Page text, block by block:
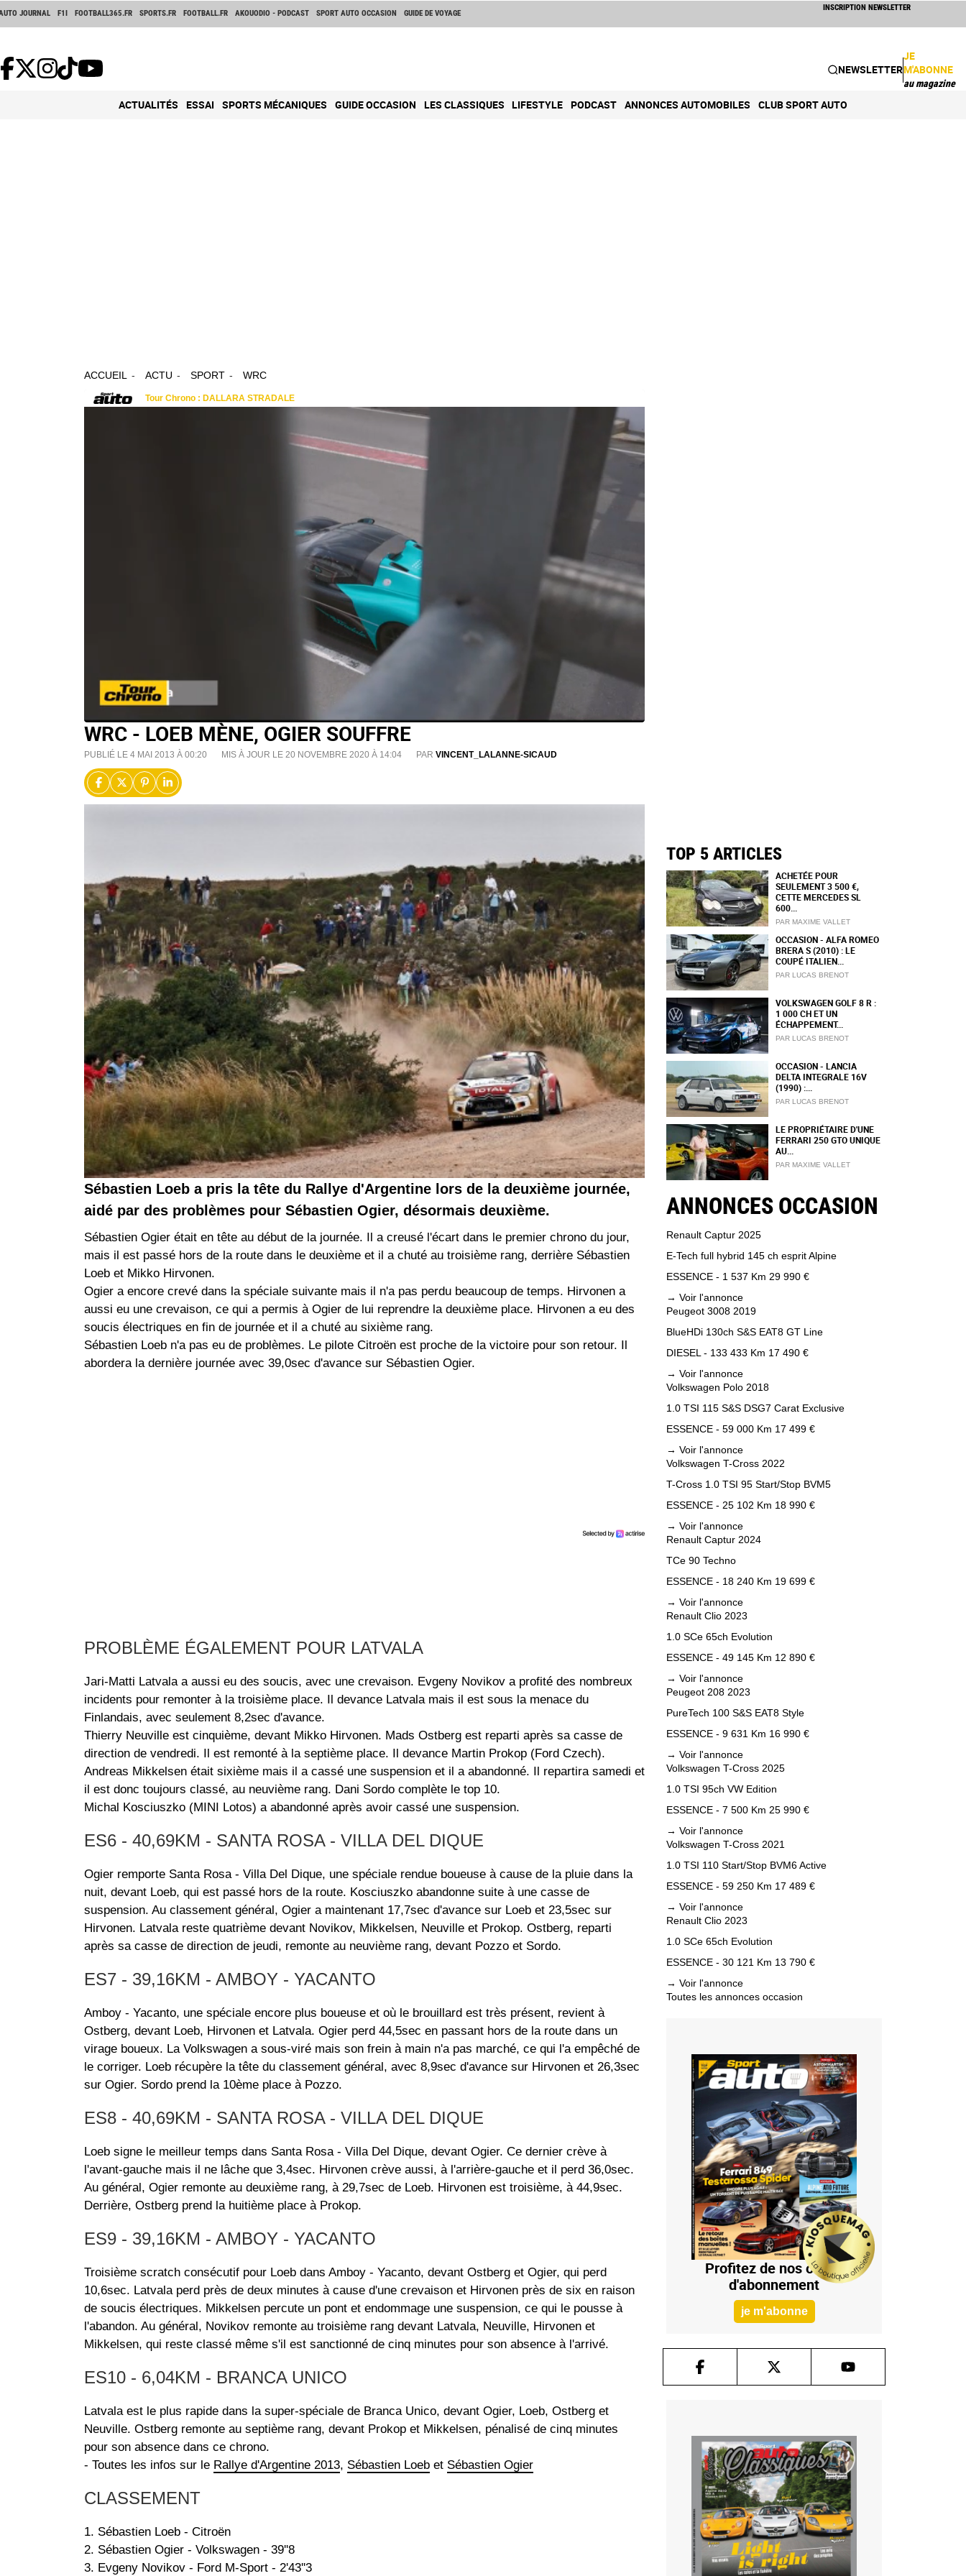
JOURNAL F1I FOOTBALL365.FR SPORTS.FR FOOTBALL.FR AKOUODIO - PODCAST SPORT AUTO OCCASION GUIDE DE VOYAGE
INSCRIPTION NEWSLETTER
NEWSLETTER
JE
M'ABONNE
au magazine
ACTUALITÉS ESSAI SPORTS MÉCANIQUES GUIDE OCCASION LES CLASSIQUES LIFESTYLE PODCAST ANNONCES AUTOMOBILES CLUB SPORT AUTO
ACCUEIL ACTU SPORT WRC
WRC - LOEB MÈNE, OGIER SOUFFRE
PUBLIÉ LE 4 MAI 2013 À 00:20 MIS À JOUR LE 20 NOVEMBRE 2020 À 14:04 PAR VINCENT_LALANNE-SICAUD
Sébastien Loeb a pris la tête du Rallye d'Argentine lors de la deuxième journée,
aidé par des problèmes pour Sébastien Ogier, désormais deuxième.
Sébastien Ogier était en tête au début de la journée. Il a creusé l'écart dans le premier chrono du jour,
mais il est passé hors de la route dans le deuxième et il a chuté au troisième rang, derrière Sébastien
Loeb et Mikko Hirvonen.
Ogier a encore crevé dans la spéciale suivante mais il n'a pas perdu beaucoup de temps. Hirvonen a
aussi eu une crevaison, ce qui a permis à Ogier de lui reprendre la deuxième place. Hirvonen a eu des
soucis électriques en fin de journée et il a chuté au sixième rang.
Sébastien Loeb n'a pas eu de problèmes. Le pilote Citroën est proche de la victoire pour son retour. Il
abordera la dernière journée avec 39,0sec d'avance sur Sébastien Ogier.
PROBLÈME ÉGALEMENT POUR LATVALA
Jari-Matti Latvala a aussi eu des soucis, avec une crevaison. Evgeny Novikov a profité des nombreux
incidents pour remonter à la troisième place. Il devance Latvala mais il est sous la menace du
Finlandais, avec seulement 8,2sec d'avance.
Thierry Neuville est cinquième, devant Mikko Hirvonen. Mads Ostberg est reparti après sa casse de
direction de vendredi. Il est remonté à la septième place. Il devance Martin Prokop (Ford Czech).
Andreas Mikkelsen était sixième mais il a cassé une suspension et il a abandonné. Il repartira samedi et
il est donc toujours classé, au neuvième rang. Dani Sordo complète le top 10.
Michal Kosciuszko (MINI Lotos) a abandonné après avoir cassé une suspension.
ES6 - 40,69KM - SANTA ROSA - VILLA DEL DIQUE
Ogier remporte Santa Rosa - Villa Del Dique, une spéciale rendue boueuse à cause de la pluie dans la
nuit, devant Loeb, qui est passé hors de la route. Kosciuszko abandonne suite à une casse de
suspension. Au classement général, Ogier a maintenant 17,7sec d'avance sur Loeb et 23,5sec sur
Hirvonen. Latvala reste quatrième devant Novikov, Mikkelsen, Neuville et Prokop. Ostberg, reparti
après sa casse de direction de jeudi, remonte au neuvième rang, devant Pozzo et Sordo.
ES7 - 39,16KM - AMBOY - YACANTO
Amboy - Yacanto, une spéciale encore plus boueuse et où le brouillard est très présent, revient à
Ostberg, devant Loeb, Hirvonen et Latvala. Ogier perd 44,5sec en passant hors de la route dans un
virage boueux. La Volkswagen a sous-viré mais son frein à main n'a pas marché, ce qui l'a empêché de
le corriger. Loeb récupère la tête du classement général, avec 8,9sec d'avance sur Hirvonen et 26,3sec
sur Ogier. Sordo prend la 10ème place à Pozzo.
ES8 - 40,69KM - SANTA ROSA - VILLA DEL DIQUE
Loeb signe le meilleur temps dans Santa Rosa - Villa Del Dique, devant Ogier. Ce dernier crève à
l'avant-gauche mais il ne lâche que 3,4sec. Hirvonen crève aussi, à l'arrière-gauche et il perd 36,0sec.
Au général, Ogier remonte au deuxième rang, à 29,7sec de Loeb. Hirvonen est troisième, à 44,9sec.
Derrière, Ostberg prend la huitième place à Prokop.
ES9 - 39,16KM - AMBOY - YACANTO
Troisième scratch consécutif pour Loeb dans Amboy - Yacanto, devant Ostberg et Ogier, qui perd
10,6sec. Latvala perd près de deux minutes à cause d'une crevaison et Hirvonen près de six en raison
de soucis électriques. Mikkelsen percute un pont et endommage une suspension, ce qui le pousse à
l'abandon. Au général, Novikov remonte au troisième rang devant Latvala, Neuville, Hirvonen et
Mikkelsen, qui reste classé même s'il est sanctionné de cinq minutes pour son absence à l'arrivé.
ES10 - 6,04KM - BRANCA UNICO
Latvala est le plus rapide dans la super-spéciale de Branca Unico, devant Ogier, Loeb, Ostberg et
Neuville. Ostberg remonte au septième rang, devant Prokop et Mikkelsen, pénalisé de cinq minutes
pour son absence dans ce chrono.
- Toutes les infos sur le Rallye d'Argentine 2013, Sébastien Loeb et Sébastien Ogier
CLASSEMENT
1. Sébastien Loeb - Citroën
2. Sébastien Ogier - Volkswagen - 39''8
3. Evgeny Novikov - Ford M-Sport - 2'43''3
TOP 5 ARTICLES
ACHETÉE POUR
SEULEMENT 3 500 €,
CETTE MERCEDES SL
600...
PAR MAXIME VALLET
OCCASION - ALFA ROMEO
BRERA S (2010) : LE
COUPÉ ITALIEN...
PAR LUCAS BRENOT
VOLKSWAGEN GOLF 8 R :
1 000 CH ET UN
ÉCHAPPEMENT...
PAR LUCAS BRENOT
OCCASION - LANCIA
DELTA INTEGRALE 16V
(1990) :...
PAR LUCAS BRENOT
LE PROPRIÉTAIRE D'UNE
FERRARI 250 GTO UNIQUE
AU...
PAR MAXIME VALLET
ANNONCES OCCASION
Renault Captur 2025
E-Tech full hybrid 145 ch esprit Alpine
ESSENCE - 1 537 Km 29 990 €
→ Voir l'annonce
Peugeot 3008 2019
BlueHDi 130ch S&S EAT8 GT Line
DIESEL - 133 433 Km 17 490 €
→ Voir l'annonce
Volkswagen Polo 2018
1.0 TSI 115 S&S DSG7 Carat Exclusive
ESSENCE - 59 000 Km 17 499 €
→ Voir l'annonce
Volkswagen T-Cross 2022
T-Cross 1.0 TSI 95 Start/Stop BVM5
ESSENCE - 25 102 Km 18 990 €
→ Voir l'annonce
Renault Captur 2024
TCe 90 Techno
ESSENCE - 18 240 Km 19 699 €
→ Voir l'annonce
Renault Clio 2023
1.0 SCe 65ch Evolution
ESSENCE - 49 145 Km 12 890 €
→ Voir l'annonce
Peugeot 208 2023
PureTech 100 S&S EAT8 Style
ESSENCE - 9 631 Km 16 990 €
→ Voir l'annonce
Volkswagen T-Cross 2025
1.0 TSI 95ch VW Edition
ESSENCE - 7 500 Km 25 990 €
→ Voir l'annonce
Volkswagen T-Cross 2021
1.0 TSI 110 Start/Stop BVM6 Active
ESSENCE - 59 250 Km 17 489 €
→ Voir l'annonce
Renault Clio 2023
1.0 SCe 65ch Evolution
ESSENCE - 30 121 Km 13 790 €
→ Voir l'annonce
Toutes les annonces occasion
Profitez de nos offres
d'abonnement
je m'abonne